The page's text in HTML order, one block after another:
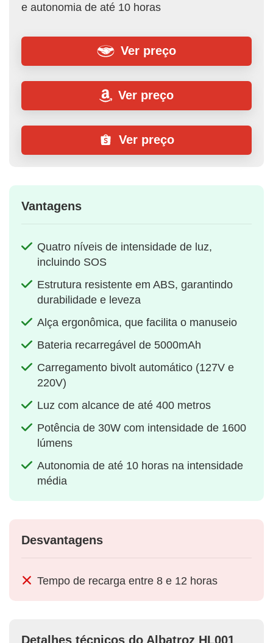
e autonomia de até 10 horas
Ver preço
Ver preço
Ver preço
Vantagens
Quatro níveis de intensidade de luz,
incluindo SOS
Estrutura resistente em ABS, garantindo
durabilidade e leveza
Alça ergonômica, que facilita o manuseio
Bateria recarregável de 5000mAh
Carregamento bivolt automático (127V e
220V)
Luz com alcance de até 400 metros
Potência de 30W com intensidade de 1600
lúmens
Autonomia de até 10 horas na intensidade
média
Desvantagens
Tempo de recarga entre 8 e 12 horas
Detalhes técnicos do Albatroz HL001